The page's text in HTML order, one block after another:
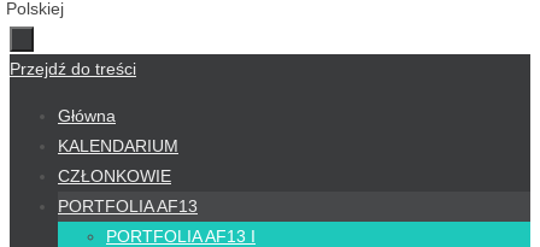
Przejdź do treści
Główna
KALENDARIUM
CZŁONKOWIE
PORTFOLIA AF13
PORTFOLIA AF13 I